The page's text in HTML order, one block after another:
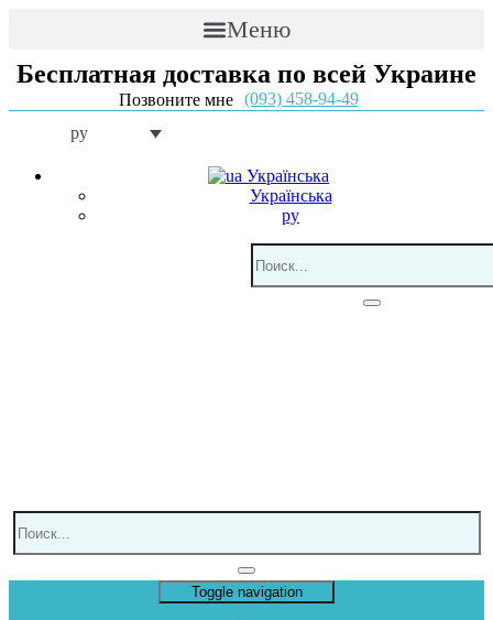
Меню
Бесплатная доставка по всей Украине
Позвоните мне
(093) 458-94-49
ру
Українська
Українська
ру
Toggle navigation